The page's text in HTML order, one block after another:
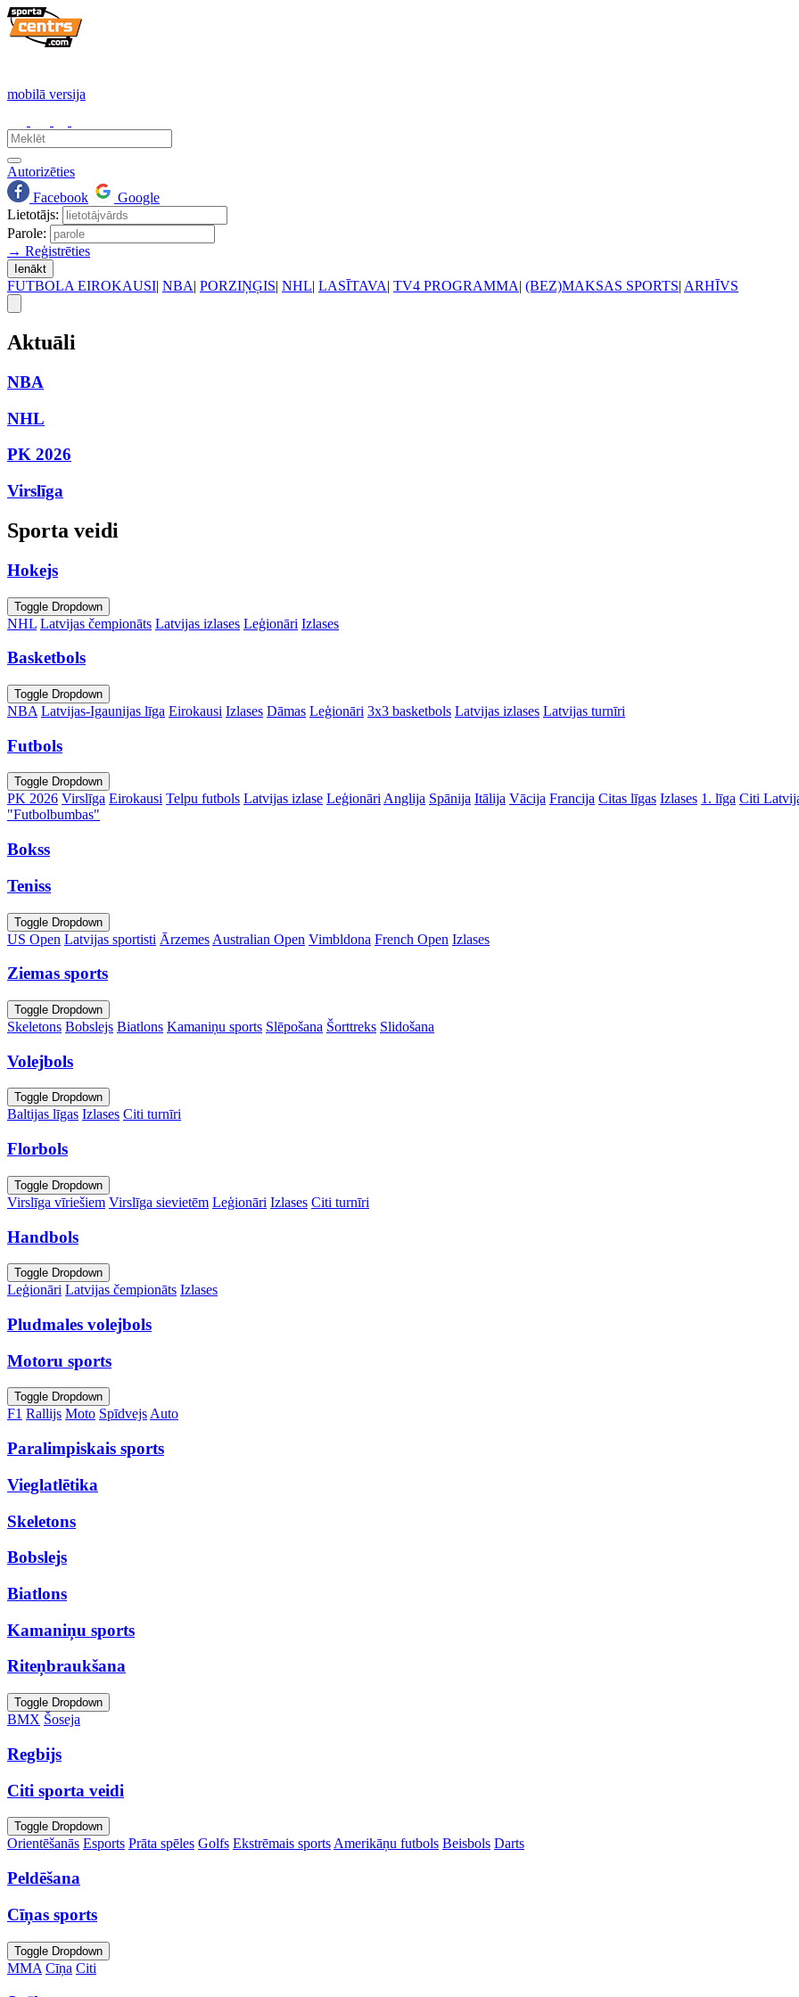
mobilā versija
Autorizēties
Facebook
Google
Lietotājs:
Parole:
→ Reģistrēties
Ienākt
FUTBOLA EIROKAUSI| NBA| PORZIŅĢIS| NHL| LASĪTAVA| TV4 PROGRAMMA| (BEZ)MAKSAS SPORTS| ARHĪVS
Aktuāli
NBA
NHL
PK 2026
Virslīga
Sporta veidi
Hokejs
Toggle Dropdown
NHL Latvijas čempionāts Latvijas izlases Leģionāri Izlases
Basketbols
Toggle Dropdown
NBA Latvijas-Igaunijas līga Eirokausi Izlases Dāmas Leģionāri 3x3 basketbols Latvijas izlases Latvijas turnīri
Futbols
Toggle Dropdown
PK 2026 Virslīga Eirokausi Telpu futbols Latvijas izlase Leģionāri Anglija Spānija Itālija Vācija Francija Citas līgas Izlases 1. līga Citi
"Futbolbumbas"
Bokss
Teniss
Toggle Dropdown
US Open Latvijas sportisti Ārzemes Australian Open Vimbldona French Open Izlases
Ziemas sports
Toggle Dropdown
Skeletons Bobslejs Biatlons Kamaniņu sports Slēpošana Šorttreks Slidošana
Volejbols
Toggle Dropdown
Baltijas līgas Izlases Citi turnīri
Florbols
Toggle Dropdown
Virslīga vīriešiem Virslīga sievietēm Leģionāri Izlases Citi turnīri
Handbols
Toggle Dropdown
Leģionāri Latvijas čempionāts Izlases
Pludmales volejbols
Motoru sports
Toggle Dropdown
F1 Rallijs Moto SpīdvejsAuto
Paralimpiskais sports
Vieglatlētika
Skeletons
Bobslejs
Biatlons
Kamaniņu sports
Riteņbraukšana
Toggle Dropdown
BMX Šoseja
Regbijs
Citi sporta veidi
Toggle Dropdown
Orientēšanās Esports Prāta spēles Golfs Ekstrēmais sports Amerikāņu futbols Beisbols Darts
Peldēšana
Cīņas sports
Toggle Dropdown
MMA Cīņa Citi